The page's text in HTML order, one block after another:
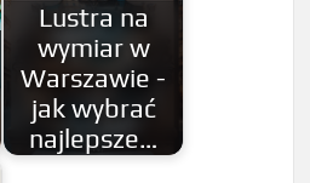
Lustra na
wymiar w
Warszawie -
jak wybrać
najlepsze…